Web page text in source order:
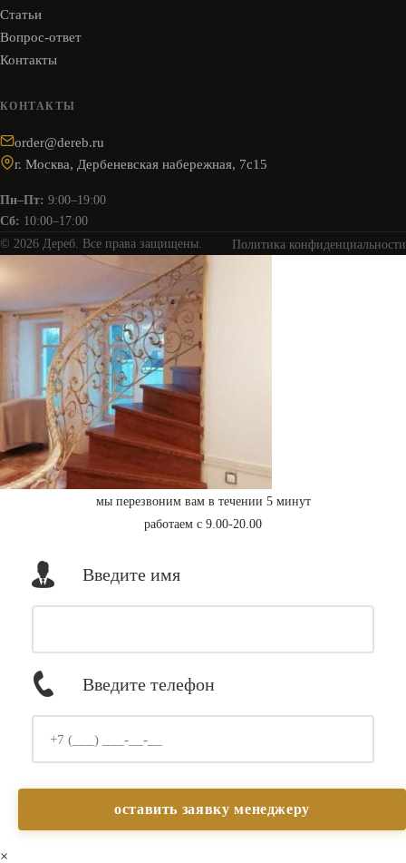
Статьи
Вопрос-ответ
Контакты
КОНТАКТЫ
order@dereb.ru
г. Москва, Дербеневская набережная, 7с15
Пн–Пт: 9:00–19:00
Сб: 10:00–17:00
© 2026 Дереб. Все права защищены.
Политика конфиденциальности
мы перезвоним вам в течении 5 минут
работаем с 9.00-20.00
Введите имя
Введите телефон
×